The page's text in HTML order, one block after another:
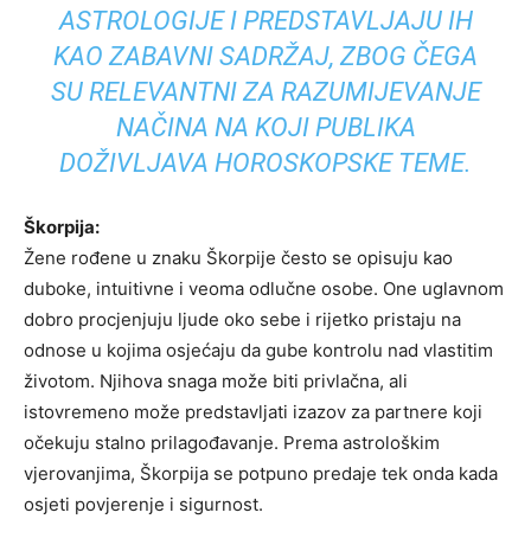
ASTROLOGIJE I PREDSTAVLJAJU IH
KAO ZABAVNI SADRŽAJ, ZBOG ČEGA
SU RELEVANTNI ZA RAZUMIJEVANJE
NAČINA NA KOJI PUBLIKA
DOŽIVLJAVA HOROSKOPSKE TEME.
Škorpija:
Žene rođene u znaku Škorpije često se opisuju kao
duboke, intuitivne i veoma odlučne osobe. One uglavnom
dobro procjenjuju ljude oko sebe i rijetko pristaju na
odnose u kojima osjećaju da gube kontrolu nad vlastitim
životom. Njihova snaga može biti privlačna, ali
istovremeno može predstavljati izazov za partnere koji
očekuju stalno prilagođavanje. Prema astrološkim
vjerovanjima, Škorpija se potpuno predaje tek onda kada
osjeti povjerenje i sigurnost.